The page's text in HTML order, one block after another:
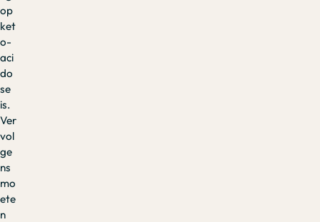
op
ket
o-
aci
do
se
is.
Ver
vol
ge
ns
mo
ete
n